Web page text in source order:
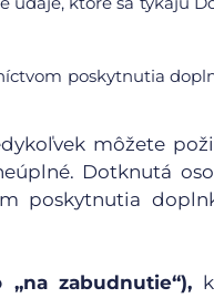
poskytnutia
môžete
Dotknutá
poskytnutia
zabudnutie“),